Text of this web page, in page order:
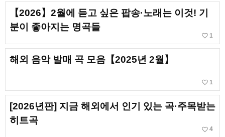
【2026】2월에 듣고 싶은 팝송·노래는 이것! 기
분이 좋아지는 명곡들
favorite_border 1
해외 음악 발매 곡 모음【2025년 2월】
favorite_border 1
[2026년판] 지금 해외에서 인기 있는 곡·주목받는
히트곡
favorite_border 4